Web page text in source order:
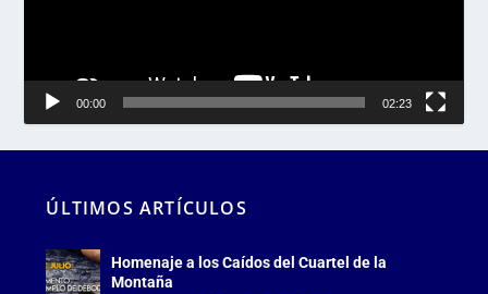
00:00 02:23
ÚLTIMOS ARTÍCULOS
Homenaje a los Caídos del Cuartel de la
Montaña